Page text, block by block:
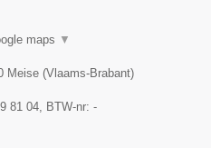
maps ▼
Meise (Vlaams-Brabant)
81 04 , BTW-nr: -